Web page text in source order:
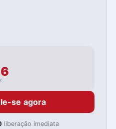
se agora
liberação imediata